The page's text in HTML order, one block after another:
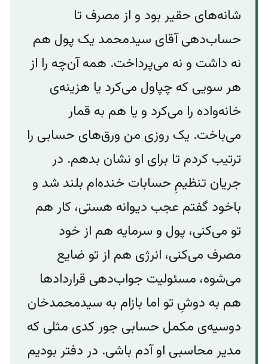
شانه‌‌های حقیر بود و از مصرف تا
حسا‌ب‌دهی آقای سیدمحمد یک پول هم
نه داشت و نه می‌پرداخت. همه آن‌چه را از
هر سویی که چپاول می‌کرد یا هزینه‌‌ی
خانه‌واده را می‌کرد و یا هم به قمار
می‌باخت. یک روزی من ورق‌های حسابی را
ترتیب کردم تا برای او نشان بدهم. در
جریان تنظیم‌ِ حسابات خنده‌ام بلند شد و
باخود گفتم عجب دیوانه هستی، کار هم
تو می‌کنی،‌ پول و‌ سرمایه هم از خود
مصرف می‌کنی، انرژی هم از تو ضایع
می‌شوه، مسئولیت جواب‌دهی قراردادها
هم به دوشِ تو اما بازام به سیدمحمد‌خان
دوسیه‌ی مکمل حسابی جور کدی مثلی که
مدیر محاسبی او آدم باشی. در دفتر بودیم